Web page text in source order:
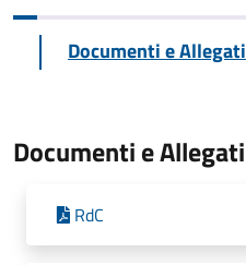
Documenti e Allegati
Documenti e Allegati
RdC